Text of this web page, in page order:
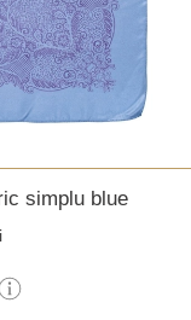
simplu blue